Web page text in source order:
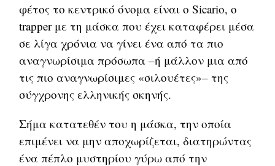
φέτος το κεντρικό όνομα είναι ο Sicario, ο
trapper με τη μάσκα που έχει καταφέρει μέσα
σε λίγα χρόνια να γίνει ένα από τα πιο
αναγνωρίσιμα πρόσωπα –ή μάλλον μια από
τις πιο αναγνωρίσιμες «σιλουέτες»– της
σύγχρονης ελληνικής σκηνής.
Σήμα κατατεθέν του η μάσκα, την οποία
επιμένει να μην αποχωρίζεται, διατηρώντας
ένα πέπλο μυστηρίου γύρω από την